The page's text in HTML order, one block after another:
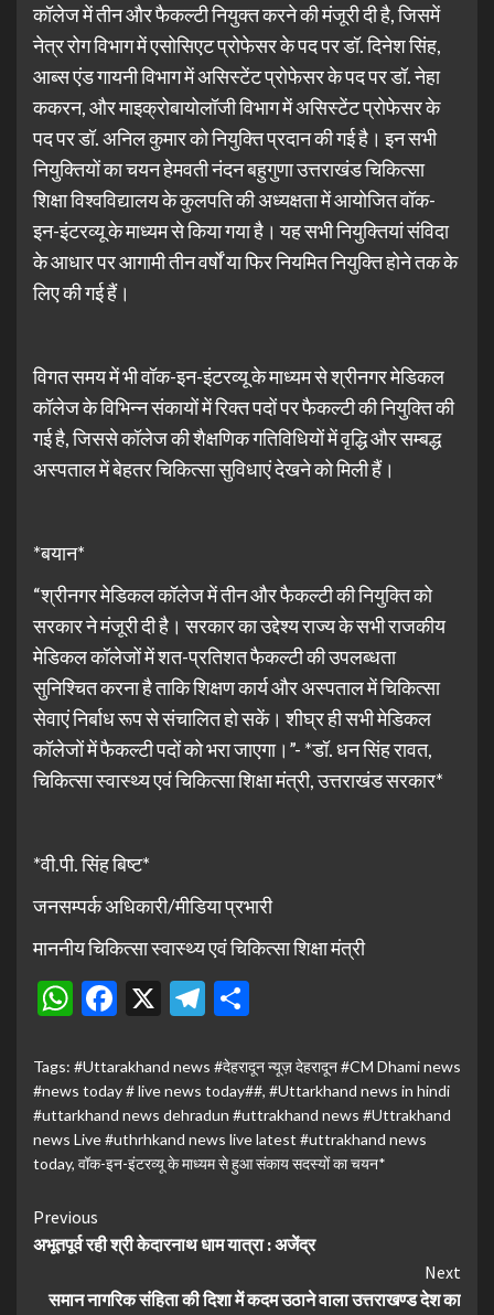
कॉलेज में तीन और फैकल्टी नियुक्त करने की मंजूरी दी है, जिसमें
नेत्र रोग विभाग में एसोसिएट प्रोफेसर के पद पर डॉ. दिनेश सिंह,
आब्स एंड गायनी विभाग में असिस्टेंट प्रोफेसर के पद पर डॉ. नेहा
ककरन, और माइक्रोबायोलॉजी विभाग में असिस्टेंट प्रोफेसर के
पद पर डॉ. अनिल कुमार को नियुक्ति प्रदान की गई है। इन सभी
नियुक्तियों का चयन हेमवती नंदन बहुगुणा उत्तराखंड चिकित्सा
शिक्षा विश्वविद्यालय के कुलपति की अध्यक्षता में आयोजित वॉक-
इन-इंटरव्यू के माध्यम से किया गया है। यह सभी नियुक्तियां संविदा
के आधार पर आगामी तीन वर्षों या फिर नियमित नियुक्ति होने तक के
लिए की गई हैं।
विगत समय में भी वॉक-इन-इंटरव्यू के माध्यम से श्रीनगर मेडिकल
कॉलेज के विभिन्न संकायों में रिक्त पदों पर फैकल्टी की नियुक्ति की
गई है, जिससे कॉलेज की शैक्षणिक गतिविधियों में वृद्धि और सम्बद्ध
अस्पताल में बेहतर चिकित्सा सुविधाएं देखने को मिली हैं।
*बयान*
“श्रीनगर मेडिकल कॉलेज में तीन और फैकल्टी की नियुक्ति को
सरकार ने मंजूरी दी है। सरकार का उद्देश्य राज्य के सभी राजकीय
मेडिकल कॉलेजों में शत-प्रतिशत फैकल्टी की उपलब्धता
सुनिश्चित करना है ताकि शिक्षण कार्य और अस्पताल में चिकित्सा
सेवाएं निर्बाध रूप से संचालित हो सकें। शीघ्र ही सभी मेडिकल
कॉलेजों में फैकल्टी पदों को भरा जाएगा।”- *डॉ. धन सिंह रावत,
चिकित्सा स्वास्थ्य एवं चिकित्सा शिक्षा मंत्री, उत्तराखंड सरकार*
*वी.पी. सिंह बिष्ट*
जनसम्पर्क अधिकारी/मीडिया प्रभारी
माननीय चिकित्सा स्वास्थ्य एवं चिकित्सा शिक्षा मंत्री
WhatsApp
Facebook
X Telegram
Tags: #Uttarakhand news #देहरादून न्यूज़ देहरादून #CM Dhami news
#news today # live news today##, #Uttarkhand news in hindi
#uttarkhand news dehradun #uttrakhand news #Uttrakhand
news Live #uthrhkand news live latest #uttrakhand news
today, वॉक-इन-इंटरव्यू के माध्यम से हुआ संकाय सदस्यों का चयन*
Continue
Reading
Previous
अभूतपूर्व रही श्री केदारनाथ धाम यात्रा : अजेंद्र
Next
समान नागरिक संहिता की दिशा में कदम उठाने वाला उत्तराखण्ड देश का